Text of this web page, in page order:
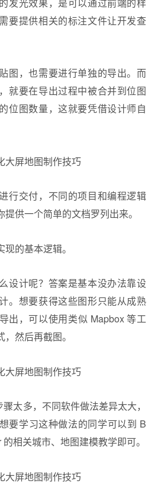
要提供相关的标注文件让开发查
图，也需要进行单独的导出。而
就要在导出过程中被合并到位图
位图数量，这就要凭借设计师自
行交付，不同的项目和编程逻辑
供一个简单的文档罗列出来。
的基本逻辑。
设计呢？答案是基本没办法靠设
。想要获得这些图形只能从成熟
出，可以使用类似 Mapbox 等工
然后再截图。
太多，不同软件做法差异太大，
要学习这种做法的同学可以到 B
相关城市、地图建模教学即可。